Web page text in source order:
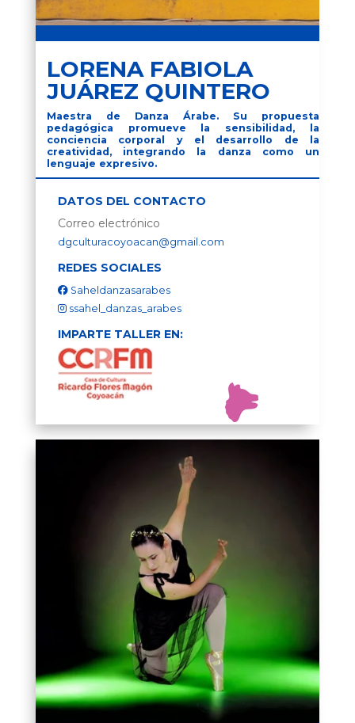
LORENA FABIOLA
JUÁREZ QUINTERO
Maestra de Danza Árabe. Su propuesta
pedagógica promueve la sensibilidad, la
conciencia corporal y el desarrollo de la
creatividad, integrando la danza como un
lenguaje expresivo.
DATOS DEL CONTACTO
Correo electrónico
dgculturacoyoacan@gmail.com
REDES SOCIALES
Saheldanzasarabes
ssahel_danzas_arabes
IMPARTE TALLER EN: